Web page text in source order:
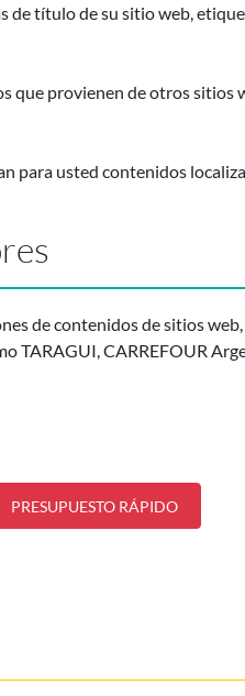
de título de su sitio web,
que provienen de otros
para usted contenidos
de contenidos de sitios
TARAGUI, CARREFOUR
PRESUPUESTO RÁPIDO